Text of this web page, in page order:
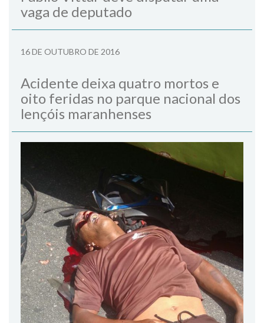
vaga de deputado
16 DE OUTUBRO DE 2016
Acidente deixa quatro mortos e
oito feridas no parque nacional dos
lençóis maranhenses